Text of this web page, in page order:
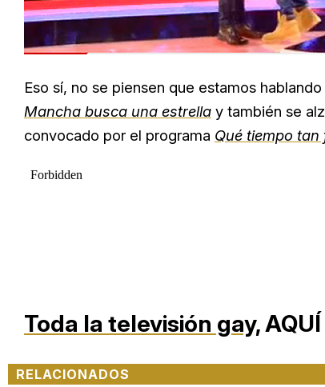
Eso sí, no se piensen que estamos
Mancha busca una estrella y también se
convocado por el programa Qué tiempo tan
Toda la televisión gay,AQUÍ
RELACIONADOS